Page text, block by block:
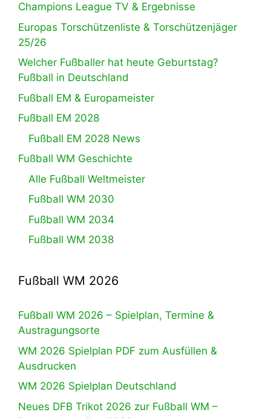
Champions League TV & Ergebnisse
Europas Torschützenliste & Torschützenjäger
25/26
Welcher Fußballer hat heute Geburtstag?
Fußball in Deutschland
Fußball EM & Europameister
Fußball EM 2028
Fußball EM 2028 News
Fußball WM Geschichte
Alle Fußball Weltmeister
Fußball WM 2030
Fußball WM 2034
Fußball WM 2038
Fußball WM 2026
Fußball WM 2026 – Spielplan, Termine &
Austragungsorte
WM 2026 Spielplan PDF zum Ausfüllen &
Ausdrucken
WM 2026 Spielplan Deutschland
Neues DFB Trikot 2026 zur Fußball WM –